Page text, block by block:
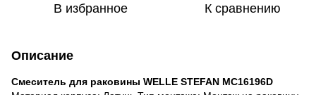
В избранное К сравнению
Описание
Смеситель для раковины WELLE STEFAN MC16196D